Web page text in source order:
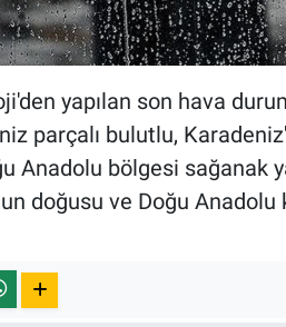
yapılan son hava
parçalı bulutlu,
Anadolu bölgesi sağanak
doğusu ve Doğu Anadolu